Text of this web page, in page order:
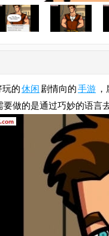
玩的休闲 剧情向的手游
要做的是通过巧妙的语言